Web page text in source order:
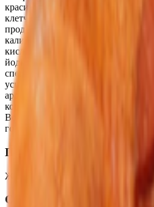
краситель Е120), крахмал
клетчатка, комплексная пищевая
продукции с йодом (соль,
калия), комплексная пищевая
кислотности Е262i, Е331iii,
йодированная), комплексная
специй (перец чили) (носитель -
усилитель вкуса и аромата Е621,
ароматизатор натуральный (лук),
кориандр)), сыворотка молочная
Возможно наличие следовых
горчицы, яиц, арахиса, орехов и
Пищевая ценность на 100г
Жиры
Срок годности